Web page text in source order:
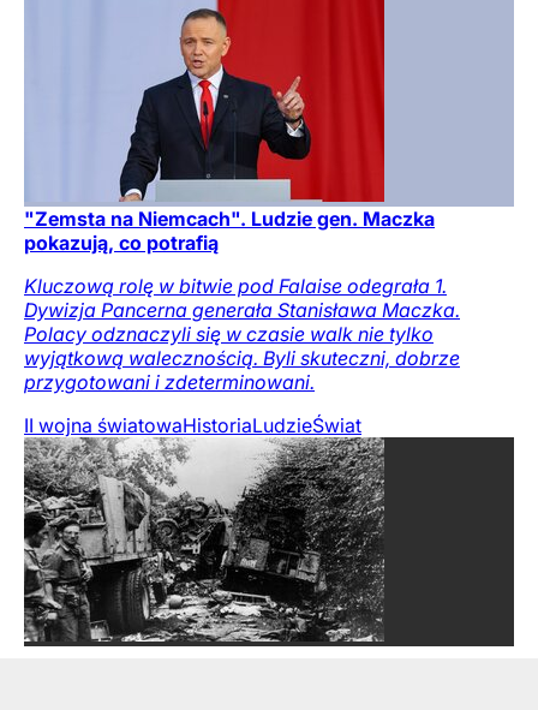
"Zemsta na Niemcach". Ludzie gen. Maczka
pokazują, co potrafią
Kluczową rolę w bitwie pod Falaise odegrała 1.
Dywizja Pancerna generała Stanisława Maczka.
Polacy odznaczyli się w czasie walk nie tylko
wyjątkową walecznością. Byli skuteczni, dobrze
przygotowani i zdeterminowani.
II wojna światowaHistoriaLudzieŚwiat